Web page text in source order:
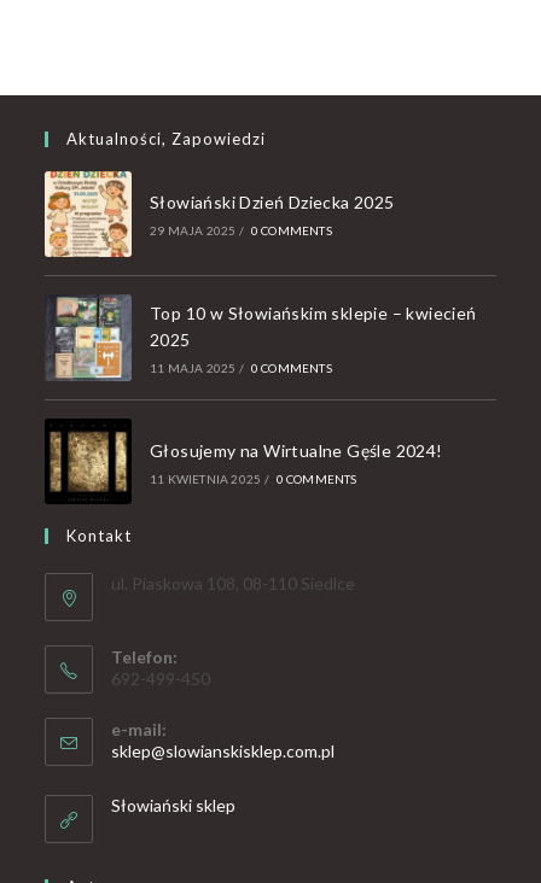
Aktualności, Zapowiedzi
Słowiański Dzień Dziecka 2025
29 MAJA 2025 / 0 COMMENTS
Top 10 w Słowiańskim sklepie – kwiecień
2025
11 MAJA 2025 / 0 COMMENTS
Głosujemy na Wirtualne Gęśle 2024!
11 KWIETNIA 2025 / 0 COMMENTS
Kontakt
ul. Piaskowa 108, 08-110 Siedlce
Telefon:
692-499-450
e-mail:
sklep@slowianskisklep.com.pl
Słowiański sklep